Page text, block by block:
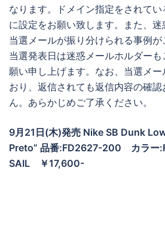
なります。ドメイン指定をされてい
に設定をお願い致します。また、
当選メールが振り分けられる事例
当選発表日は迷惑メールホルダー
願い申し上げます。なお、当選メ
おり、返信されても返信内容の確
ん。あらかじめご了承ください。
9月21日(木)発売 Nike SB Dunk
Preto” 品番:FD2627-200 カラー
SAIL ￥17,600-